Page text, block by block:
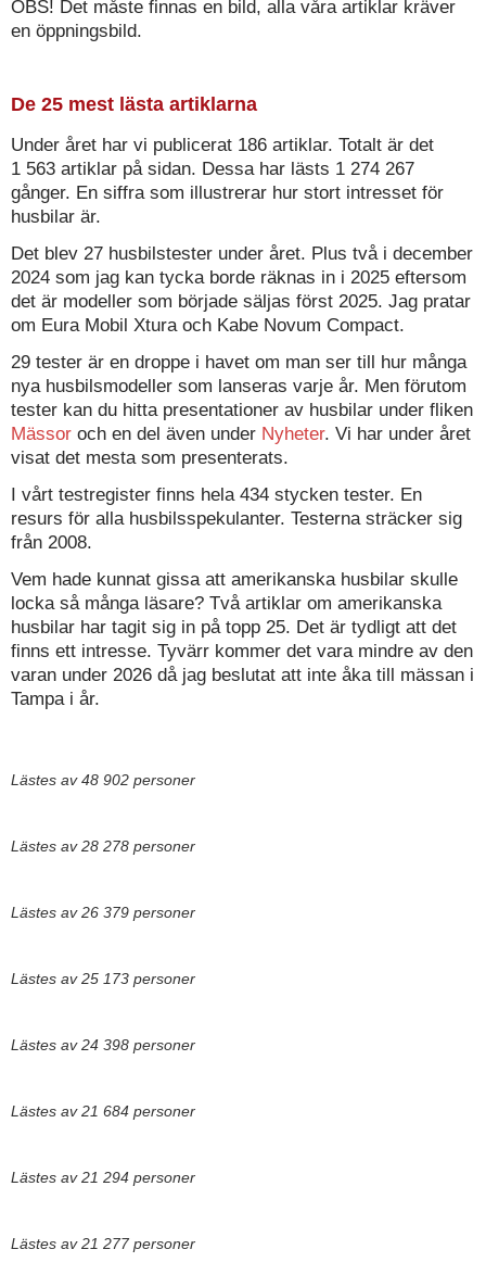
OBS! Det måste finnas en bild, alla våra artiklar kräver
en öppningsbild.
De 25 mest lästa artiklarna
Under året har vi publicerat 186 artiklar. Totalt är det
1 563 artiklar på sidan. Dessa har lästs 1 274 267
gånger. En siffra som illustrerar hur stort intresset för
husbilar är.
Det blev 27 husbilstester under året. Plus två i december
2024 som jag kan tycka borde räknas in i 2025 eftersom
det är modeller som började säljas först 2025. Jag pratar
om Eura Mobil Xtura och Kabe Novum Compact.
29 tester är en droppe i havet om man ser till hur många
nya husbilsmodeller som lanseras varje år. Men förutom
tester kan du hitta presentationer av husbilar under fliken
Mässor och en del även under Nyheter. Vi har under året
visat det mesta som presenterats.
I vårt testregister finns hela 434 stycken tester. En
resurs för alla husbilsspekulanter. Testerna sträcker sig
från 2008.
Vem hade kunnat gissa att amerikanska husbilar skulle
locka så många läsare? Två artiklar om amerikanska
husbilar har tagit sig in på topp 25. Det är tydligt att det
finns ett intresse. Tyvärr kommer det vara mindre av den
varan under 2026 då jag beslutat att inte åka till mässan i
Tampa i år.
Lästes av 48 902 personer
Lästes av 28 278 personer
Lästes av 26 379 personer
Lästes av 25 173 personer
Lästes av 24 398 personer
Lästes av 21 684 personer
Lästes av 21 294 personer
Lästes av 21 277 personer